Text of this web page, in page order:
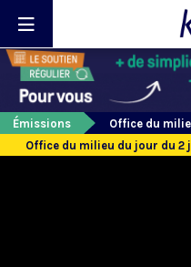
Émissions
Office du
Office du milieu du jour du 2